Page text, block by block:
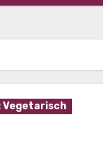
Vegetarisch